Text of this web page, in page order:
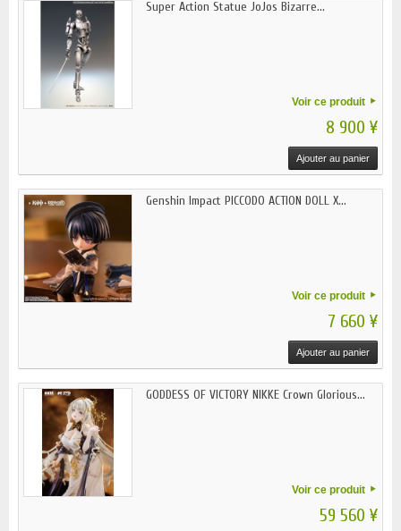
Super Action Statue JoJos Bizarre...
Voir ce produit
8 900 ¥
Ajouter au panier
Genshin Impact PICCODO ACTION DOLL X...
Voir ce produit
7 660 ¥
Ajouter au panier
GODDESS OF VICTORY NIKKE Crown Glorious...
Voir ce produit
59 560 ¥